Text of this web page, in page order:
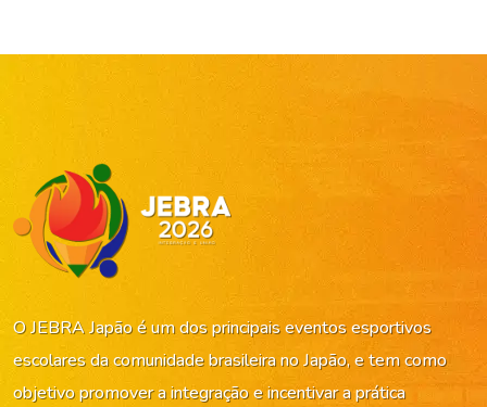
O JEBRA Japão é um dos principais eventos esportivos
escolares da comunidade brasileira no Japão, e tem como
objetivo promover a integração e incentivar a prática